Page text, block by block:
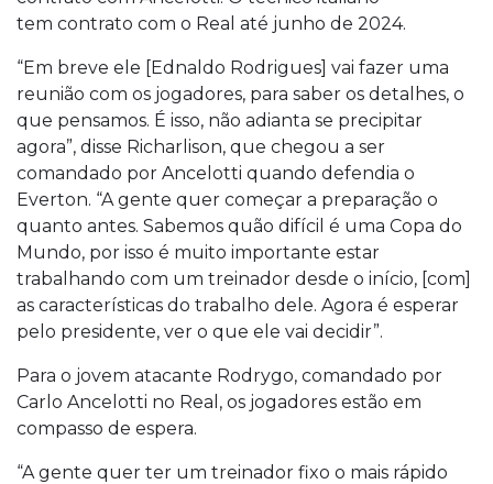
tem contrato com o Real até junho de 2024.
“Em breve ele [Ednaldo Rodrigues] vai fazer uma
reunião com os jogadores, para saber os detalhes, o
que pensamos. É isso, não adianta se precipitar
agora”, disse Richarlison, que chegou a ser
comandado por Ancelotti quando defendia o
Everton. “A gente quer começar a preparação o
quanto antes. Sabemos quão difícil é uma Copa do
Mundo, por isso é muito importante estar
trabalhando com um treinador desde o início, [com]
as características do trabalho dele. Agora é esperar
pelo presidente, ver o que ele vai decidir”.
Para o jovem atacante Rodrygo, comandado por
Carlo Ancelotti no Real, os jogadores estão em
compasso de espera.
“A gente quer ter um treinador fixo o mais rápido